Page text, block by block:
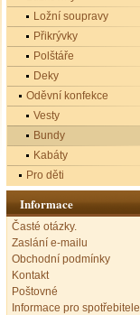
Ložní soupravy
Přikrývky
Polštáře
Deky
Oděvní konfekce
Vesty
Bundy
Kabáty
Pro děti
Informace
Časté otázky.
Zaslání e-mailu
Obchodní podmínky
Kontakt
Poštovné
Informace pro spotřebitele